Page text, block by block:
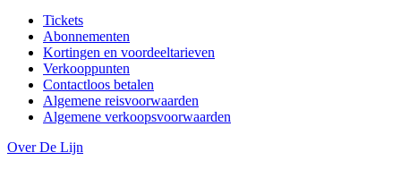
Tickets
Abonnementen
Kortingen en voordeeltarieven
Verkooppunten
Contactloos betalen
Algemene reisvoorwaarden
Algemene verkoopsvoorwaarden
Over De Lijn